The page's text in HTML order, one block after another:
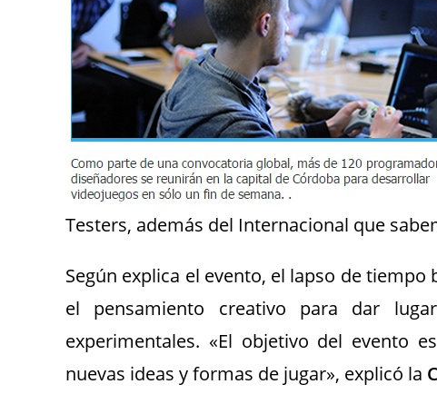
Testers, además del Internacional que
Según explica el evento, el lapso de
el pensamiento creativo para dar
experimentales. «El objetivo del evento
nuevas ideas y formas de jugar», explicó la